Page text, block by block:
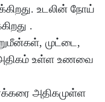
உடலின் நோய்
.
முட்டை,
அதிகம் உள்ள உணவை
அதிகமுள்ள